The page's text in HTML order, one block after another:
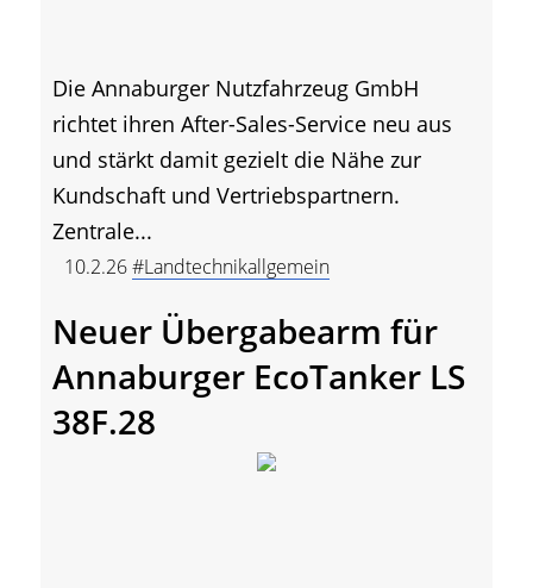
Die Annaburger Nutzfahrzeug GmbH
richtet ihren After-Sales-Service neu aus
und stärkt damit gezielt die Nähe zur
Kundschaft und Vertriebspartnern.
Zentrale...
10.2.26#Landtechnikallgemein
Neuer Übergabearm für
Annaburger EcoTanker LS
38F.28